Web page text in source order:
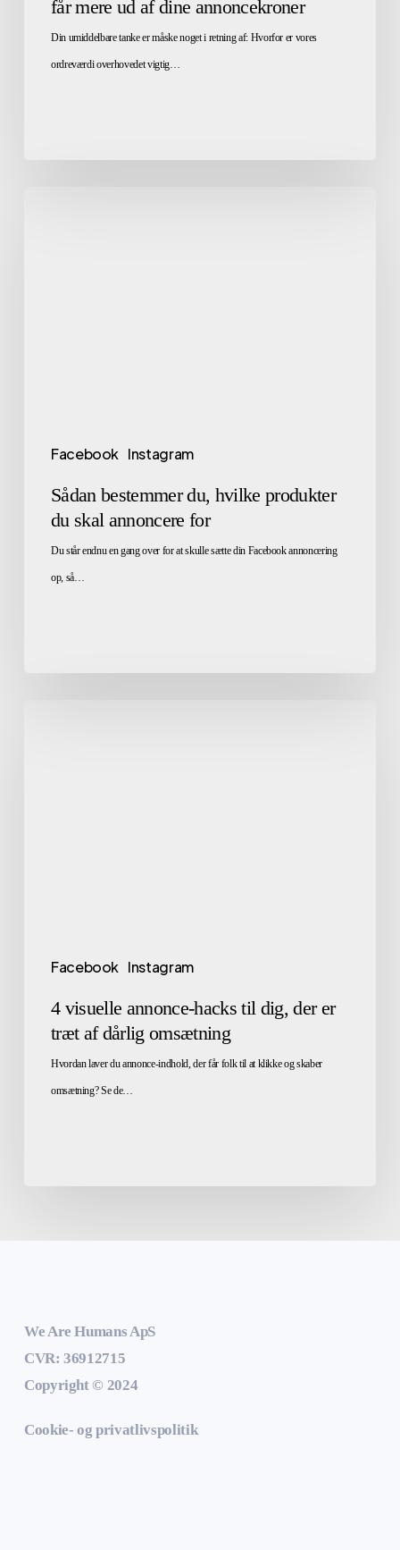
får mere ud af dine annoncekroner
Din umiddelbare tanke er måske noget i retning af: Hvorfor er vores
ordreværdi overhovedet vigtig…
Facebook Instagram
Sådan bestemmer du, hvilke produkter
du skal annoncere for
Du står endnu en gang over for at skulle sætte din Facebook annoncering
op, så…
Facebook Instagram
4 visuelle annonce-hacks til dig, der er
træt af dårlig omsætning
Hvordan laver du annonce-indhold, der får folk til at klikke og skaber
omsætning? Se de…
We Are Humans ApS
CVR: 36912715
Copyright © 2024
Cookie- og privatlivspolitik